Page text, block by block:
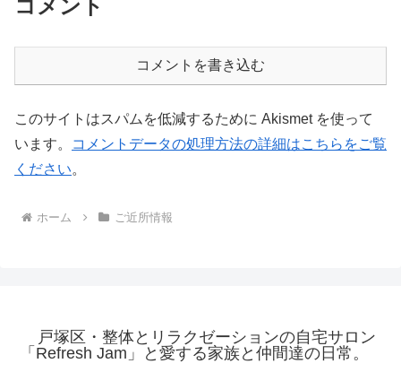
コメント
コメントを書き込む
このサイトはスパムを低減するために Akismet を使って
います。
コメントデータの処理方法の詳細はこちらをご覧
ください。
ホーム ご近所情報
戸塚区・整体とリラクゼーションの自宅サロン
「Refresh Jam」と愛する家族と仲間達の日常。